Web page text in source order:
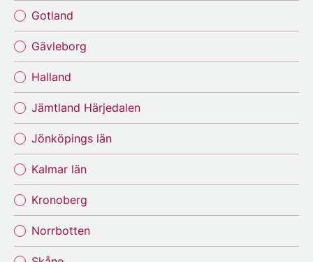
Gotland
Gävleborg
Halland
Jämtland Härjedalen
Jönköpings län
Kalmar län
Kronoberg
Norrbotten